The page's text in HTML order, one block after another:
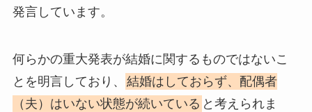
発言しています。
何らかの重大発表が結婚に関するものではないこ
とを明言しており、
結婚はしておらず、配偶者
（夫）はいない状態が続いている と考えられま